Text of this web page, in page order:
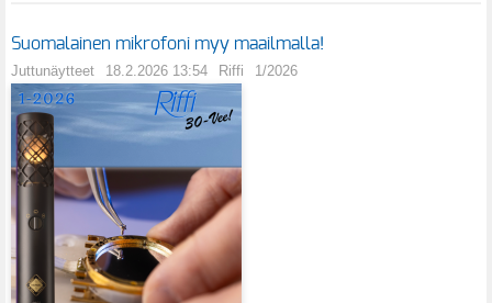
Suomalainen mikrofoni myy maailmalla!
Juttunäytteet 18.2.2026 13:54 Riffi 1/2026